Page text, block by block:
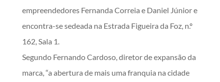
empreendedores Fernanda Correia e Daniel Júnior e
encontra-se sedeada na Estrada Figueira da Foz, n.º
162, Sala 1.
Segundo Fernando Cardoso, diretor de expansão da
marca, “a abertura de mais uma franquia na cidade